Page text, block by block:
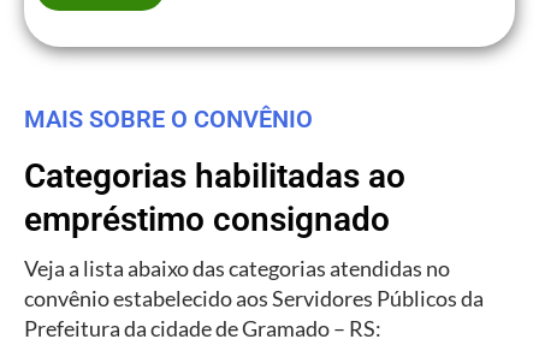
MAIS SOBRE O CONVÊNIO
Categorias habilitadas ao
empréstimo consignado
Veja a lista abaixo das categorias atendidas no
convênio estabelecido aos Servidores Públicos da
Prefeitura da cidade de Gramado – RS: